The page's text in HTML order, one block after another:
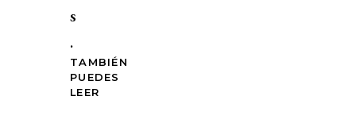
s
.
TAMBIÉN
PUEDES
LEER